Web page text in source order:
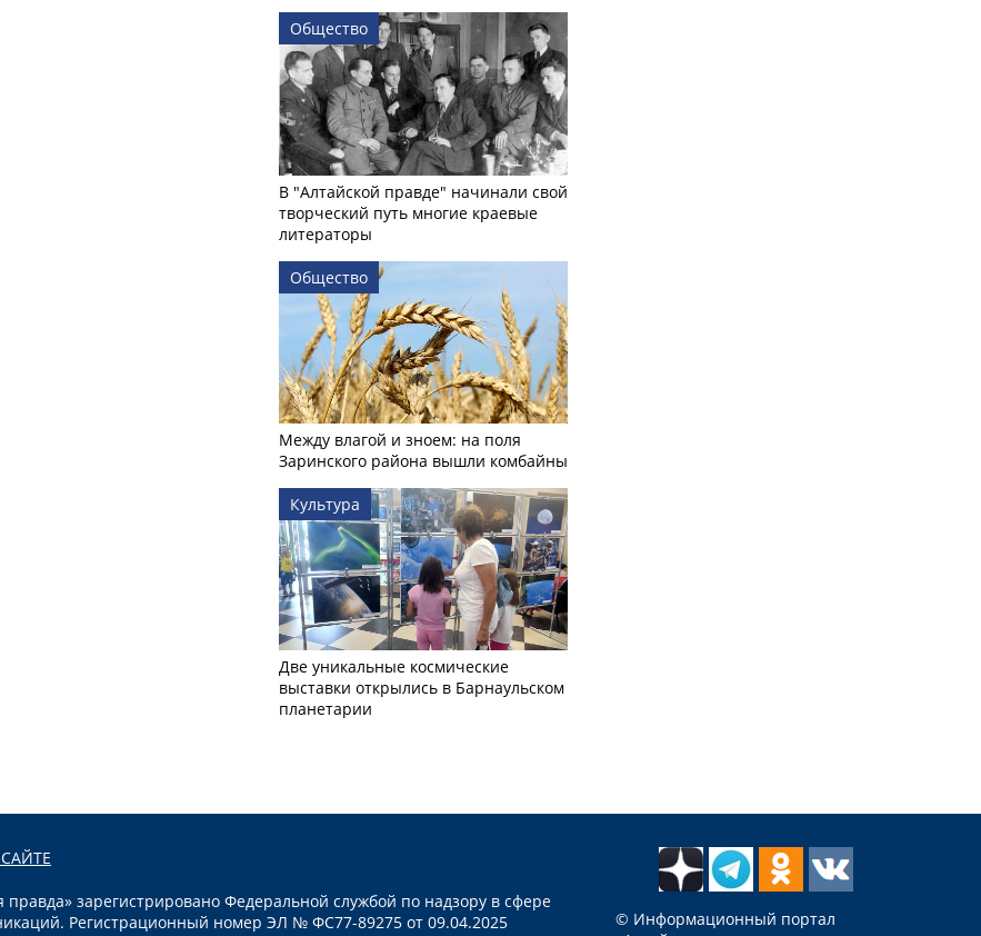
Общество
В "Алтайской правде" начинали свой
творческий путь многие краевые
литераторы
Общество
Между влагой и зноем: на поля
Заринского района вышли комбайны
Культура
Две уникальные космические
выставки открылись в Барнаульском
планетарии
зарегистрировано Федеральной службой по надзору в сфере
Регистрационный номер ЭЛ № ФС77-89275 от 09.04.2025
© Информационный портал